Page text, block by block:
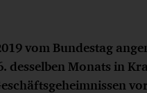
vom Bundestag
desselben Monats in